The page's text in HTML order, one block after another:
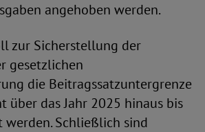
angehoben werden.
zur Sicherstellung der
gesetzlichen
die Beitragssatzuntergrenze
über das Jahr 2025 hinaus bis
Schließlich sind